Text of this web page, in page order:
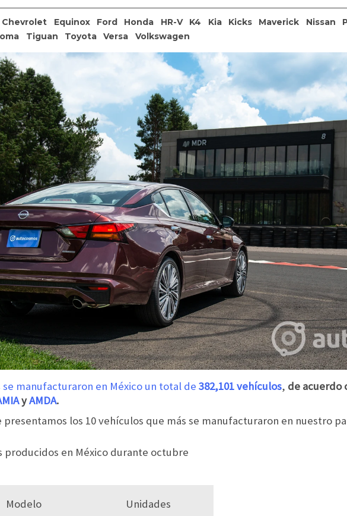
Chevrolet Equinox Ford Honda HR-V K4 Kia Kicks Maverick Nissan
Tiguan Toyota Versa Volkswagen
manufacturaron en México un total de 382,101 vehículos, de acuerdo
yAMDA.
los 10 vehículos que más se manufacturaron en nuestro
producidos en México durante octubre
Modelo Unidades